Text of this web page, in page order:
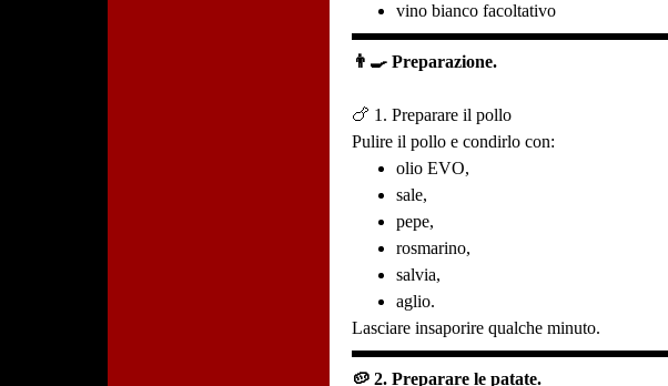
vino bianco facoltativo
👨‍🍳 Preparazione.
🍗 1. Preparare il pollo
Pulire il pollo e condirlo con:
olio EVO,
sale,
pepe,
rosmarino,
salvia,
aglio.
Lasciare insaporire qualche minuto.
🥔 2. Preparare le patate.